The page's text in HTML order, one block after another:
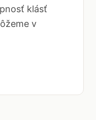
klásť
v